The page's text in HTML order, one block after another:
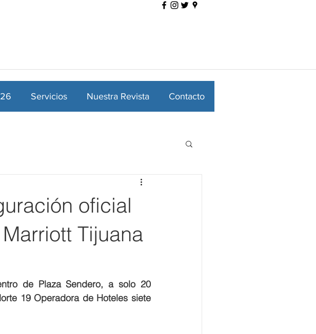
Servicios Nuestra Revista Contacto
oficial
Tijuana
de Plaza Sendero, a solo 20
19 Operadora de Hoteles siete